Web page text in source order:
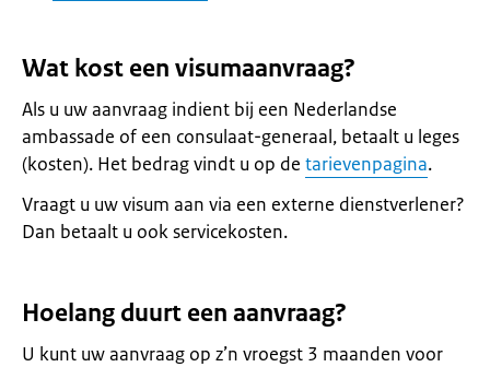
Wat kost een visumaanvraag?
Als u uw aanvraag indient bij een Nederlandse
ambassade of een consulaat-generaal, betaalt u leges
(kosten). Het bedrag vindt u op de tarievenpagina.
Vraagt u uw visum aan via een externe dienstverlener?
Dan betaalt u ook servicekosten.
Hoelang duurt een aanvraag?
U kunt uw aanvraag op z’n vroegst 3 maanden voor